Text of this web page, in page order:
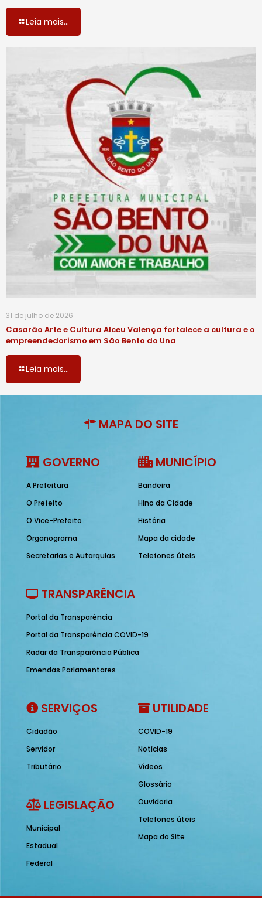
Leia mais...
31 de julho de 2026
Casarão Arte e Cultura Alceu Valença fortalece a cultura e o
empreendedorismo em São Bento do Una
Leia mais...
MAPA DO SITE
GOVERNO
A Prefeitura
O Prefeito
O Vice-Prefeito
Organograma
Secretarias e Autarquias
MUNICÍPIO
Bandeira
Hino da Cidade
História
Mapa da cidade
Telefones úteis
TRANSPARÊNCIA
Portal da Transparência
Portal da Transparência COVID-19
Radar da Transparência Pública
Emendas Parlamentares
SERVIÇOS
Cidadão
Servidor
Tributário
LEGISLAÇÃO
Municipal
Estadual
Federal
UTILIDADE
COVID-19
Notícias
Vídeos
Glossário
Ouvidoria
Telefones úteis
Mapa do Site